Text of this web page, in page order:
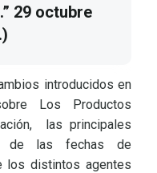
29 octubre
introducidos en
Los Productos
las principales
de las fechas de
los distintos agentes